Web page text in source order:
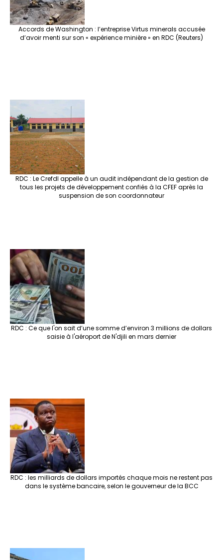
Accords de Washington : l’entreprise Virtus minerals accusée
d’avoir menti sur son « expérience minière » en RDC (Reuters)
RDC : Le Crefdl appelle à un audit indépendant de la gestion de
tous les projets de développement confiés à la CFEF après la
suspension de son coordonnateur
RDC : Ce que l'on sait d’une somme d’environ 3 millions de dollars
saisie à l'aéroport de N'djili en mars dernier
RDC : les milliards de dollars importés chaque mois ne restent pas
dans le système bancaire, selon le gouverneur de la BCC